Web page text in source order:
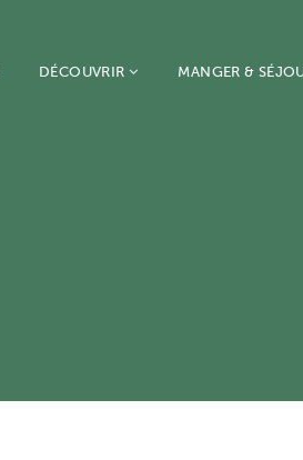
DÉCOUVRIR MANGER &